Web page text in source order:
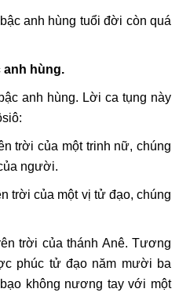
anh hùng tuổi đời còn quá
anh hùng.
anh hùng. Lời ca tụng này
trời của một trinh nữ, chúng
người.
trời của một vị tử đạo, chúng
trời của thánh Anê. Tương
phúc tử đạo năm mười ba
không nương tay với một